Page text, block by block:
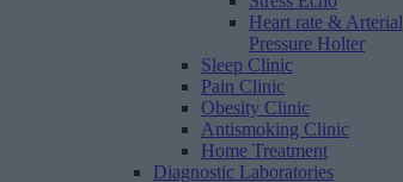
Heart rate & Arterial
Pressure Holter
Sleep Clinic
Pain Clinic
Obesity Clinic
Antismoking Clinic
Home Treatment
Diagnostic Laboratories